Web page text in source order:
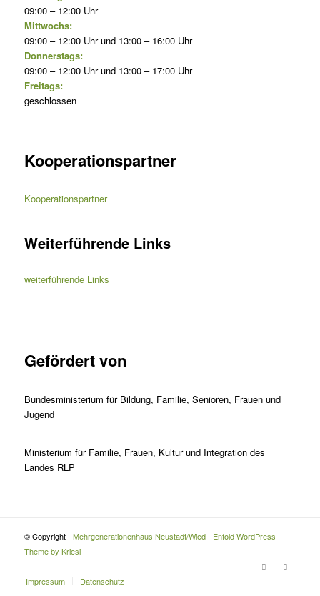
09:00 – 12:00 Uhr
Mittwochs:
09:00 – 12:00 Uhr und 13:00 – 16:00 Uhr
Donnerstags:
09:00 – 12:00 Uhr und 13:00 – 17:00 Uhr
Freitags:
geschlossen
Kooperationspartner
Kooperationspartner
Weiterführende Links
weiterführende Links
Gefördert von
Bundesministerium für Bildung, Familie, Senioren, Frauen und
Jugend
Ministerium für Familie, Frauen, Kultur und Integration des
Landes RLP
© Copyright - Mehrgenerationenhaus Neustadt/Wied- Enfold WordPress
Theme by Kriesi
Impressum Datenschutz